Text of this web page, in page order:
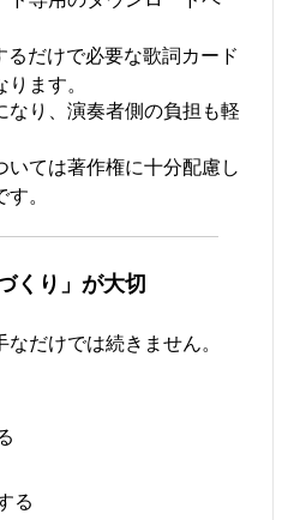
だけで必要な歌詞カード
ます。
り、演奏者側の負担も軽
いては著作権に十分配慮し
。
くり」が大切
だけでは続きません。
る